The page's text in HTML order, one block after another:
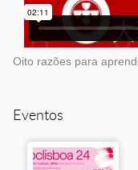
Oito razões para
Eventos